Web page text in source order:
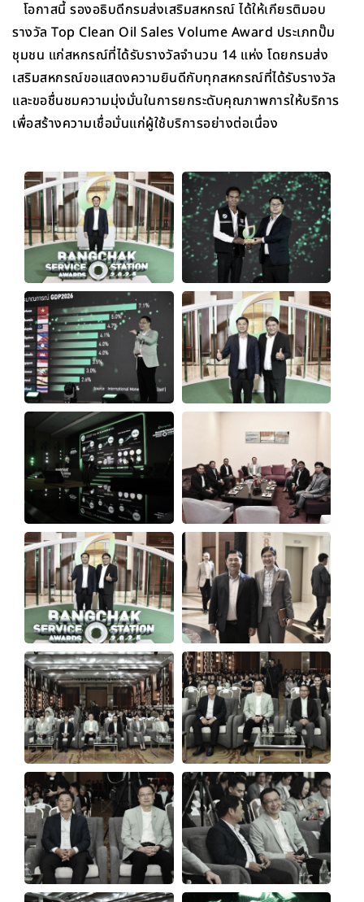
โอกาสนี้ รองอธิบดีกรมส่งเสริมสหกรณ์ ได้ให้เกียรติมอบ
รางวัล Top Clean Oil Sales Volume Award ประเภทปั๊ม
ชุมชน แก่สหกรณ์ที่ได้รับรางวัลจำนวน 14 แห่ง โดยกรมส่ง
เสริมสหกรณ์ขอแสดงความยินดีกับทุกสหกรณ์ที่ได้รับรางวัล
และขอชื่นชมความมุ่งมั่นในการยกระดับคุณภาพการให้บริการ
เพื่อสร้างความเชื่อมั่นแก่ผู้ใช้บริการอย่างต่อเนื่อง